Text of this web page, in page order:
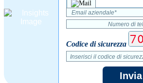
Codice di sicurezza
Invia